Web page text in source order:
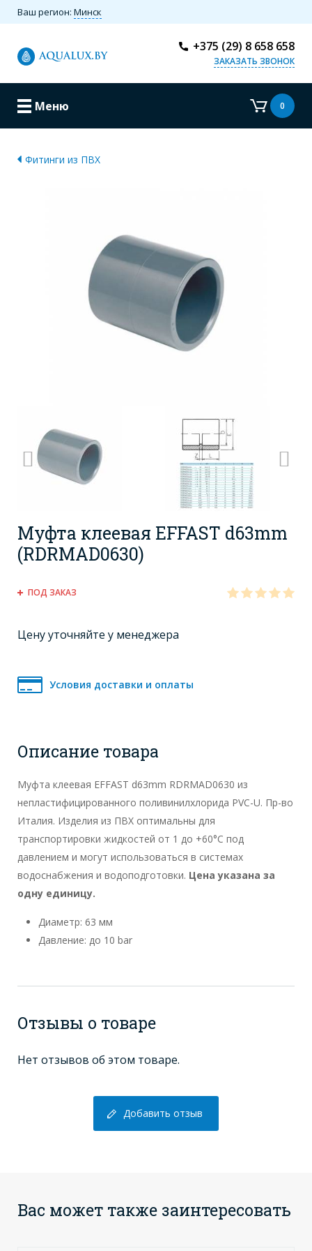
Ваш регион: Минск
+375 (29) 8 658 658
ЗАКАЗАТЬ ЗВОНОК
Меню 0
Фитинги из ПВХ
Муфта клеевая EFFAST d63mm
(RDRMAD0630)
ПОД ЗАКАЗ
Цену уточняйте у менеджера
Условия доставки и оплаты
Описание товара
Муфта клеевая EFFAST d63mm RDRMAD0630 из
непластифицированного поливинилхлорида PVC-U. Пр-во
Италия. Изделия из ПВХ оптимальны для
транспортировки жидкостей от 1 до +60°C под
давлением и могут использоваться в системах
водоснабжения и водоподготовки. Цена указана за
одну единицу.
Диаметр: 63 мм
Давление: до 10 bar
Отзывы о товаре
Нет отзывов об этом товаре.
Добавить отзыв
Вас может также заинтересовать